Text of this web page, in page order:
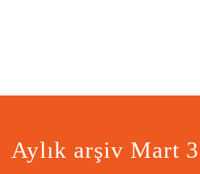
Aylık arşiv Mart